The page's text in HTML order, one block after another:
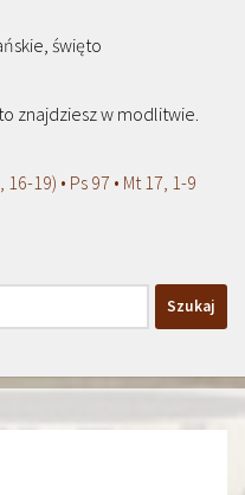
święto
znajdziesz w modlitwie.
19) • Ps 97 • Mt 17, 1-9